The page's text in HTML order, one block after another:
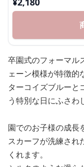
卒園式のフォーマル
ェーン模様が特徴的
ターコイズブルーと
う特別な日にふさわ
園でのお子様の成長
スカーフが洗練され
くれます。